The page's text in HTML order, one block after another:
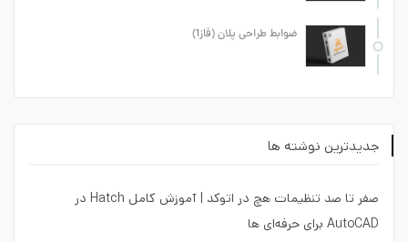
ضوابط طراحی پلان (فاز1)
جدیدترین نوشته ها
صفر تا صد تنظیمات هچ در اتوکد | آموزش کامل Hatch در
AutoCAD برای حرفه‌ای ها